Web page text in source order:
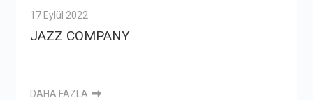
17 Eylül 2022
JAZZ COMPANY
DAHA FAZLA